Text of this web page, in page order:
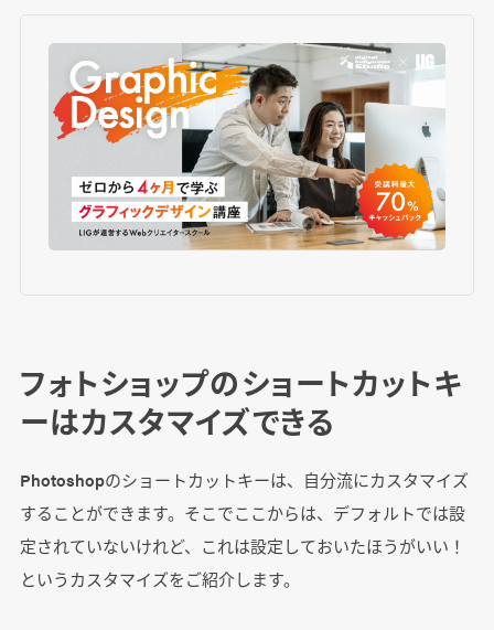
フォトショップのショートカットキ
ーはカスタマイズできる
Photoshopのショートカットキーは、自分流にカスタマイズ
することができます。そこでここからは、デフォルトでは設
定されていないけれど、これは設定しておいたほうがいい！
というカスタマイズをご紹介します。